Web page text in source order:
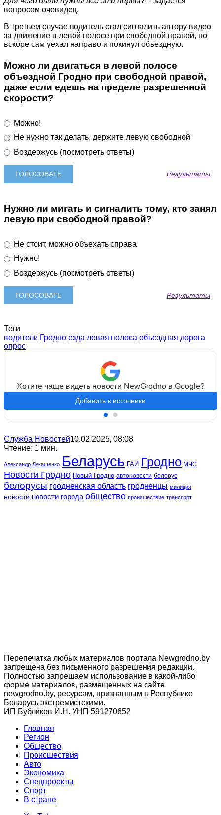
вопросом очевидец.
В третьем случае водитель стал сигналить автору видео
за движение в левой полосе при свободной правой, но
вскоре сам уехал направо и покинул объездную.
Можно ли двигаться в левой полосе
объездной Гродно при свободной правой,
даже если едешь на пределе разрешенной
скорости?
Можно!
Не нужно так делать, держите левую свободной
Воздержусь (посмотреть ответы)
Результаты
Нужно ли мигать и сигналить тому, кто занял
левую при свободной правой?
Не стоит, можно объехать справа
Нужно!
Воздержусь (посмотреть ответы)
Результаты
Теги
водители Гродно езда левая полоса объездная дорога
опрос
Хотите чаще видеть новости NewGrodno в Google?
Добавить в источники
Служба Новостей10.02.2025, 08:08
Чтение: 1 мин.
Александр Лукашенко Беларусь ГАИ Гродно МЧС
Новости Гродно Новый Гродно автоновости белорус
белорусы гродненская область гродненцы милиция
новости новости города общество происшествие транспорт
Перепечатка любых материалов портала Newgrodno.by
запрещена без письменного разрешения редакции.
Полностью запрещаем использование в какой-либо
форме материалов, размещенных на сайте
newgrodno.by, ресурсам, признанным в Республике
Беларусь экстремистскими.
ИП Бубликов И.Н. УНП 591270652
Главная
Регион
Общество
Происшествия
Авто
Экономика
Спецпроекты
Cпорт
В стране